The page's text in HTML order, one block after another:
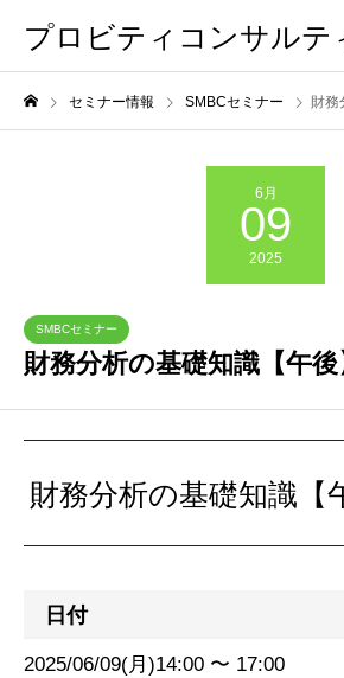
プロビティコンサルテ
セミナー情報 SMBCセミナー 財務
6月
09
2025
SMBCセミナー
財務分析の基礎知識【午後
財務分析の基礎知識【
日付
2025/06/09(月)14:00 〜 17:00